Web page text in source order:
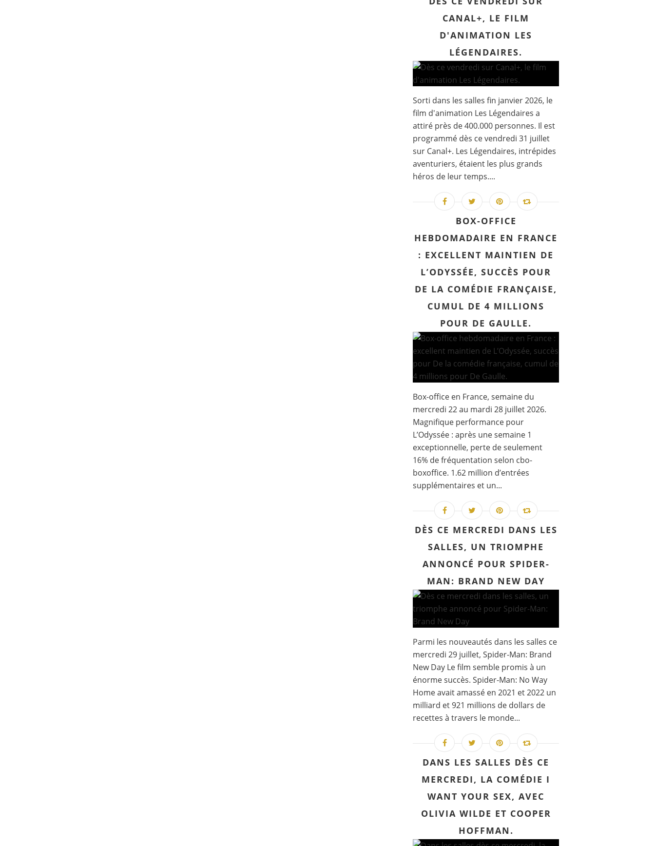
CANAL+, LE FILM
D'ANIMATION LES
LÉGENDAIRES.
Sorti dans les salles fin janvier 2026, le
film d'animation Les Légendaires a
attiré près de 400.000 personnes. Il est
programmé dès ce vendredi 31 juillet
sur Canal+. Les Légendaires, intrépides
aventuriers, étaient les plus grands
héros de leur temps....
BOX-OFFICE
HEBDOMADAIRE EN FRANCE
: EXCELLENT MAINTIEN DE
L’ODYSSÉE, SUCCÈS POUR
DE LA COMÉDIE FRANÇAISE,
CUMUL DE 4 MILLIONS
POUR DE GAULLE.
Box-office en France, semaine du
mercredi 22 au mardi 28 juillet 2026.
Magnifique performance pour
L’Odyssée : après une semaine 1
exceptionnelle, perte de seulement
16% de fréquentation selon cbo-
boxoffice. 1.62 million d’entrées
supplémentaires et un...
DÈS CE MERCREDI DANS LES
SALLES, UN TRIOMPHE
ANNONCÉ POUR SPIDER-
MAN: BRAND NEW DAY
Parmi les nouveautés dans les salles ce
mercredi 29 juillet, Spider-Man: Brand
New Day Le film semble promis à un
énorme succès. Spider-Man: No Way
Home avait amassé en 2021 et 2022 un
milliard et 921 millions de dollars de
recettes à travers le monde...
DANS LES SALLES DÈS CE
MERCREDI, LA COMÉDIE I
WANT YOUR SEX, AVEC
OLIVIA WILDE ET COOPER
HOFFMAN.